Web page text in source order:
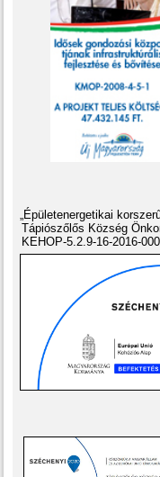
„Épületenergetikai
Tápiószőlős Község
KEHOP-5.2.9-16-2016-